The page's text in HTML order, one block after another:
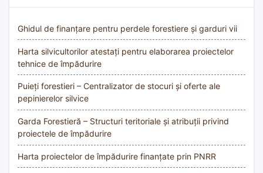
Ghidul de finanțare pentru perdele forestiere și garduri vii
Harta silvicultorilor atestați pentru elaborarea proiectelor
tehnice de împădurire
Puieți forestieri – Centralizator de stocuri și oferte ale
pepinierelor silvice
Garda Forestieră – Structuri teritoriale și atribuții privind
proiectele de împădurire
Harta proiectelor de împădurire finanțate prin PNRR